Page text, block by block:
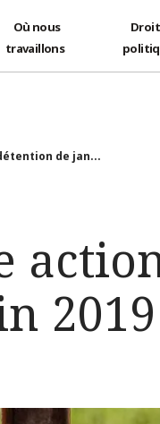
Où nous
travaillons
de jan...
2019